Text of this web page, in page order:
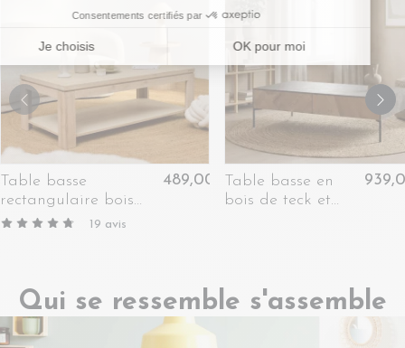
Table basse
rectangulaire bois
chêne blanchi massif -
19 avis
489,00 €Table basse en
bois de teck et
Qui se ressemble s'assemble